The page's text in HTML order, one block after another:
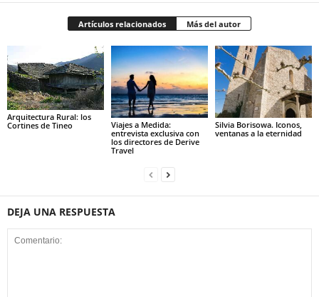
Artículos relacionados Más del autor
Arquitectura Rural: los
Cortines de Tineo
Viajes a Medida:
entrevista exclusiva con
los directores de Derive
Travel
Silvia Borisowa. Iconos,
ventanas a la eternidad
DEJA UNA RESPUESTA